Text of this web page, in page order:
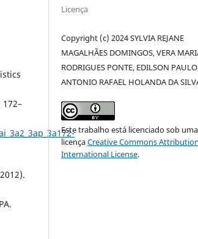
Licença
Copyright (c) 2024 SYLVIA REJANE
MAGALHÃES DOMINGOS, VERA
RODRIGUES PONTE, EDILSON
ANTONIO RAFAEL HOLANDA DA
Este trabalho está licenciado sob uma
licençaCreative Commons
International License.